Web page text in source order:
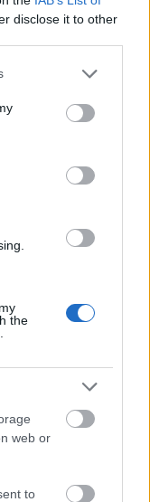
disclose it to other
or more Google
You may click to
party tags to
in below Google
the
web or
to
Πώς χάθηκε
πολιτεία»